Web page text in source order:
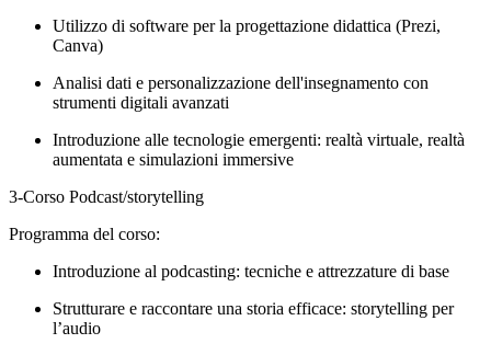
Utilizzo di software per la progettazione didattica (Prezi,
Canva)
Analisi dati e personalizzazione dell'insegnamento con
strumenti digitali avanzati
Introduzione alle tecnologie emergenti: realtà virtuale, realtà
aumentata e simulazioni immersive
3-Corso Podcast/storytelling
Programma del corso:
Introduzione al podcasting: tecniche e attrezzature di base
Strutturare e raccontare una storia efficace: storytelling per
l’audio